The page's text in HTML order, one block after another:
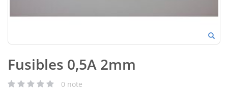
Fusibles 0,5A 2mm
0 note